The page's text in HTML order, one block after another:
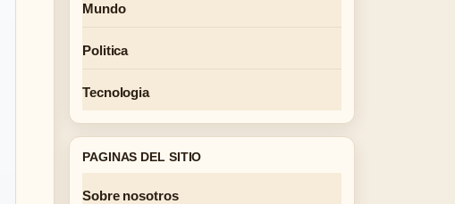
Mundo
Politica
Tecnologia
PAGINAS DEL SITIO
Sobre nosotros